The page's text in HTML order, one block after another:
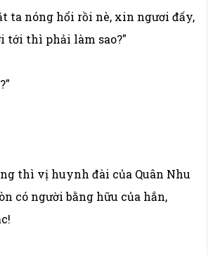
ta nóng hổi rồi nè, xin ngươi đấy,
tới thì phải làm sao?"
thì vị huynh đài của Quân Nhu
có người bằng hữu của hắn,